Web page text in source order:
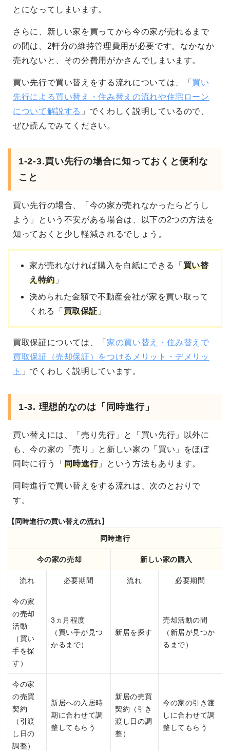
とになってしまいます。
さらに、新しい家を買ってから今の家が売れるまで
の間は、2軒分の維持管理費用が必要です。なかなか
売れないと、その分費用がかさんでしまいます。
買い先行で買い替えをする流れについては、「 買い
先行による買い替え・住み替えの流れや住宅ローン
について解説する 」でくわしく説明しているので、
ぜひ読んでみてください。
1-2-3.買い先行の場合に知っておくと便利な
こと
買い先行の場合、「今の家が売れなかったらどうし
よう」という不安がある場合は、以下の2つの方法を
知っておくと少し軽減されるでしょう。
家が売れなければ購入を白紙にできる「 買い替
え特約」
決められた金額で不動産会社が家を買い取って
くれる「 買取保証 」
買取保証については、「 家の買い替え・住み替えで
買取保証（売却保証）をつけるメリット・デメリッ
ト 」でくわしく説明しています。
1-3. 理想的なのは「同時進行」
買い替えには、「売り先行」と「買い先行」以外に
も、今の家の「売り」と新しい家の「買い」をほぼ
同時に行う「 同時進行」という方法もあります。
同時進行で買い替えをする流れは、次のとおりで
す。
【同時進行の買い替えの流れ】
同時進行
今の家の売却 新しい家の購入
流れ 必要期間 流れ 必要期間
今の家
の売却
活動
（買い
手を探
す）
3ヵ月程度
（買い手が見つ
かるまで）
新居を探す
売却活動の間
（新居が見つか
るまで）
今の家
の売買
契約
（引渡
し日の
調整）
新居への入居時
期に合わせて調
整してもらう
新居の売買
契約（引き
渡し日の調
整）
今の家の引き渡
しに合わせて調
整してもらう